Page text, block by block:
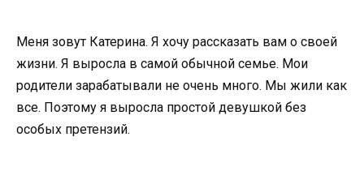
Меня зовут Катерина. Я хочу рассказать вам о своей
жизни. Я выросла в самой обычной семье. Мои
родители зарабатывали не очень много. Мы жили как
все. Поэтому я выросла простой девушкой без
особых претензий.